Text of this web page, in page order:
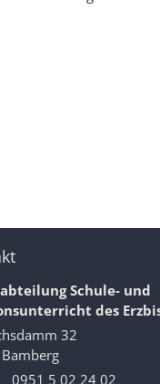
Schule- und
des
32
Bamberg
0951 5 02 24 02